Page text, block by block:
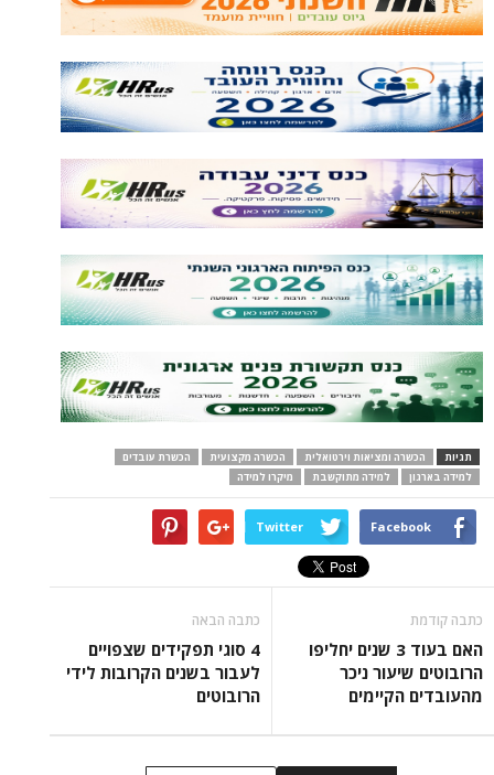
תגיות הכשרה ומציאות וירטואלית הכשרה מקצועית
הכשרת עובדים
למידה בארגון
למידה מתוקשבת מיקרו למידה
Facebook
Twitter
כתבה קודמת
האם בעוד 3 שנים יחליפו
הרובוטים שיעור ניכר
מהעובדים הקיימים
כתבה הבאה
4 סוגי תפקידים שצפויים
לעבור בשנים הקרובות לידי
הרובוטים